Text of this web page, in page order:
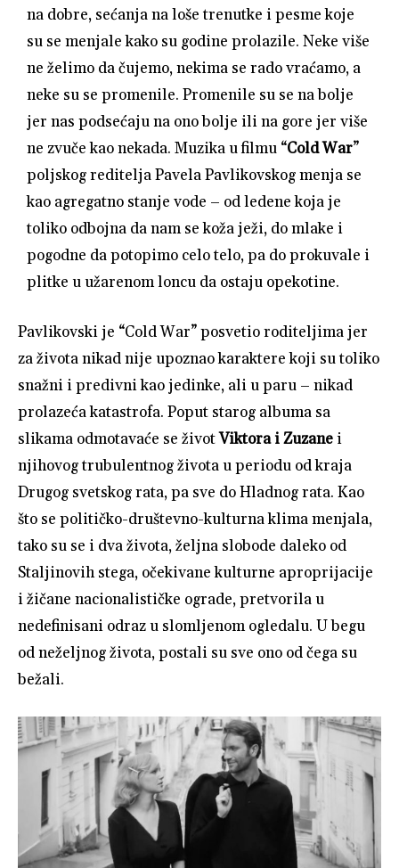
na dobre, sećanja na loše trenutke i pesme koje
su se menjale kako su godine prolazile. Neke više
ne želimo da čujemo, nekima se rado vraćamo, a
neke su se promenile. Promenile su se na bolje
jer nas podsećaju na ono bolje ili na gore jer više
ne zvuče kao nekada. Muzika u filmu “Cold War”
poljskog reditelja Pavela Pavlikovskog menja se
kao agregatno stanje vode – od ledene koja je
toliko odbojna da nam se koža ježi, do mlake i
pogodne da potopimo celo telo, pa do prokuvale i
plitke u užarenom loncu da ostaju opekotine.
Pavlikovski je “Cold War” posvetio roditeljima jer
za života nikad nije upoznao karaktere koji su toliko
snažni i predivni kao jedinke, ali u paru – nikad
prolazeća katastrofa. Poput starog albuma sa
slikama odmotavaće se životViktora i Zuzanei
njihovog trubulentnog života u periodu od kraja
Drugog svetskog rata, pa sve do Hladnog rata. Kao
što se političko-društevno-kulturna klima menjala,
tako su se i dva života, željna slobode daleko od
Staljinovih stega, očekivane kulturne aproprijacije
i žičane nacionalističke ograde, pretvorila u
nedefinisani odraz u slomljenom ogledalu. U begu
od neželjnog života, postali su sve ono od čega su
bežali.